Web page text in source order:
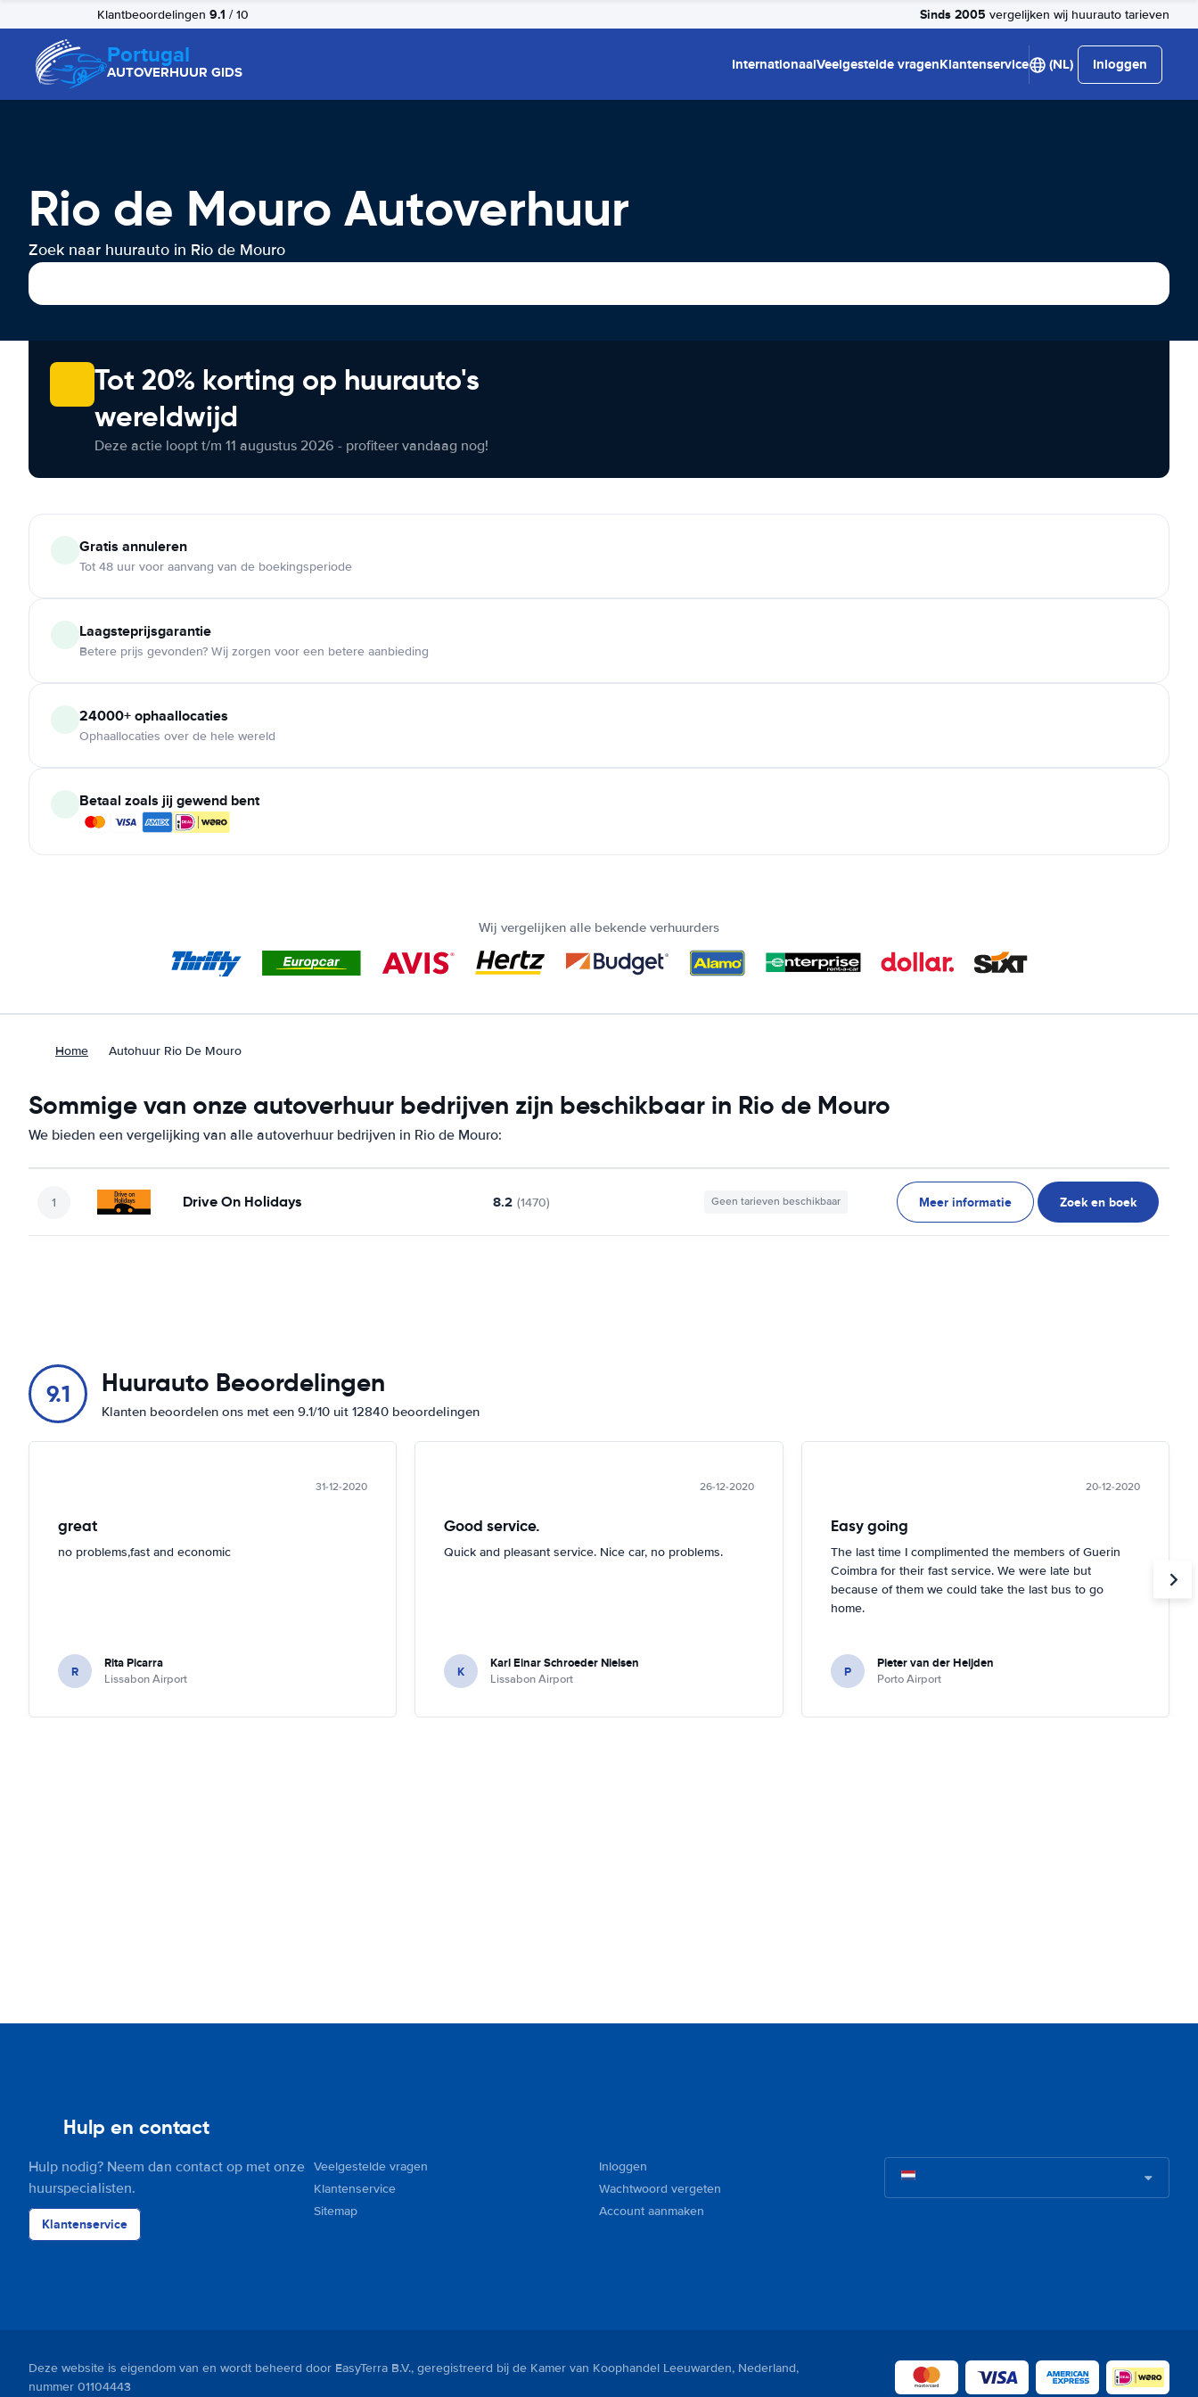
Klantbeoordelingen 9.1 / 10 Sinds 2005 vergelijken wij huurauto tarieven
Portugal
AUTOVERHUUR GIDS InternationaalVeelgestelde vragenKlantenservice (NL) Inloggen
Rio de Mouro Autoverhuur
Zoek naar huurauto in Rio de Mouro
Tot 20% korting op huurauto's
wereldwijd
Deze actie loopt t/m 11 augustus 2026 - profiteer vandaag nog!
Gratis annuleren
Tot 48 uur voor aanvang van de boekingsperiode
Laagsteprijsgarantie
Betere prijs gevonden? Wij zorgen voor een betere aanbieding
24000+ ophaallocaties
Ophaallocaties over de hele wereld
Betaal zoals jij gewend bent
Wij vergelijken alle bekende verhuurders
Home Autohuur Rio De Mouro
Sommige van onze autoverhuur bedrijven zijn beschikbaar in Rio de Mouro
We bieden een vergelijking van alle autoverhuur bedrijven in Rio de Mouro:
Drive On Holidays 8.2 (1470) Geen tarieven beschikbaar Meer informatie Zoek en boek
9.1 Huurauto Beoordelingen
Klanten beoordelen ons met een 9.1/10 uit 12840 beoordelingen
31-12-2020
great
no problems,fast and economic
R Rita Picarra
Lissabon Airport
26-12-2020
Good service.
Quick and pleasant service. Nice car, no problems.
K Karl Einar Schroeder Nielsen
Lissabon Airport
20-12-2020
Easy going
The last time I complimented the members of Guerin
Coimbra for their fast service. We were late but
because of them we could take the last bus to go
home.
P Pieter van der Heijden
Porto Airport
Hulp en contact
Hulp nodig? Neem dan contact op met onze
huurspecialisten.
Klantenservice
Veelgestelde vragen
Klantenservice
Sitemap
Inloggen
Wachtwoord vergeten
Account aanmaken
Deze website is eigendom van en wordt beheerd door EasyTerra B.V., geregistreerd bij de Kamer van Koophandel Leeuwarden, Nederland,
nummer 01104443